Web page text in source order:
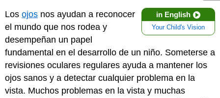
in English
Your Child's Vision
Los ojos nos ayudan a reconocer
el mundo que nos rodea y
desempeñan un papel
fundamental en el desarrollo de un niño. Someterse a
revisiones oculares regulares ayuda a mantener los
ojos sanos y a detectar cualquier problema en la
vista. Muchos problemas en la vista y muchas